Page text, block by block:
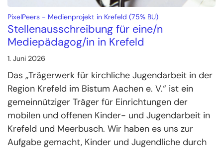
PixelPeers - Medienprojekt in Krefeld (75% BU):
Stellenausschreibung für eine/n
Mediepädagog/in in Krefeld
1. Juni 2026
Das „Trägerwerk für kirchliche Jugendarbeit in der
Region Krefeld im Bistum Aachen e. V.“ ist ein
gemeinnütziger Träger für Einrichtungen der
mobilen und offenen Kinder- und Jugendarbeit in
Krefeld und Meerbusch. Wir haben es uns zur
Aufgabe gemacht, Kinder und Jugendliche durch